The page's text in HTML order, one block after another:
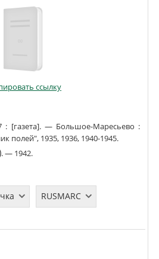
ссылку
: [газета]. —Большое-Маресьево :
полей",1935, 1936, 1940-1945.
. —1942.
RUSMARC